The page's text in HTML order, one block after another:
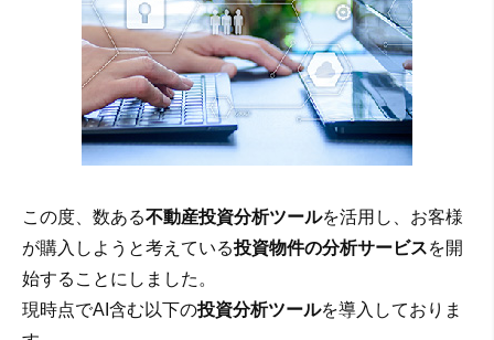
この度、数ある不動産投資分析ツールを活用し、お客様
が購入しようと考えている投資物件の分析サービスを開
始することにしました。
現時点でAI含む以下の投資分析ツールを導入しておりま